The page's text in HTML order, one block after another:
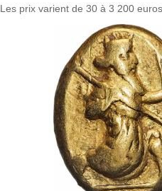
Les prix varient de 30 à 3 200